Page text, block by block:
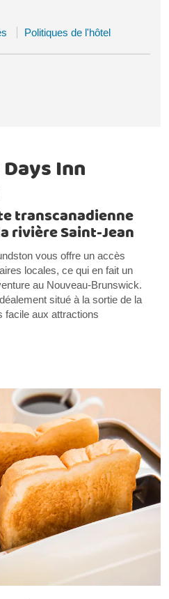
Politiques de l'hôtel
Inn
transcanadienne
rivière Saint-Jean
vous offre un accès
locales, ce qui en fait un
au Nouveau-Brunswick.
situé à la sortie de la
facile aux attractions